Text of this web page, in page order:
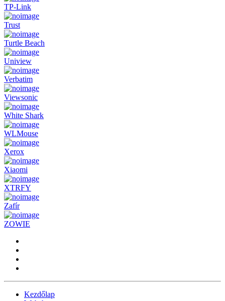
TP-Link
Trust
Turtle Beach
Uniview
Verbatim
Viewsonic
White Shark
WLMouse
Xerox
Xiaomi
XTRFY
Zafír
ZOWIE
Kezdőlap